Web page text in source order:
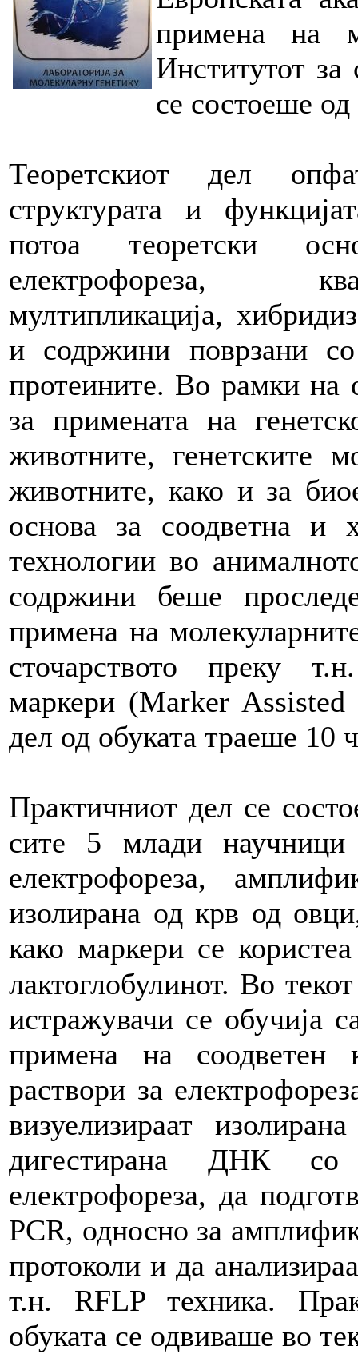
примена на
Институтот за
се состоеше
Теоретскиот дел
структурата и
потоа теоретски
електрофореза,
мултипликација,
и содржини поврзани
протеините. Во рамки на
за примената на
животните, генетските
животните, како и за
основа за соодветна и
технологии во
содржини беше
примена на
сточарството преку
маркери (Marker
дел од обуката траеше 10
Практичниот дел се
сите 5 млади научници
електрофореза,
изолирана од крв од
како маркери се
лактоглобулинот. Во
истражувачи се обучија
примена на соодветен
раствори за
визуелизираат
дигестирана ДНК
електрофореза, да
PCR, односно за
протоколи и да
т.н. RFLP техника.
обуката се одвиваше во